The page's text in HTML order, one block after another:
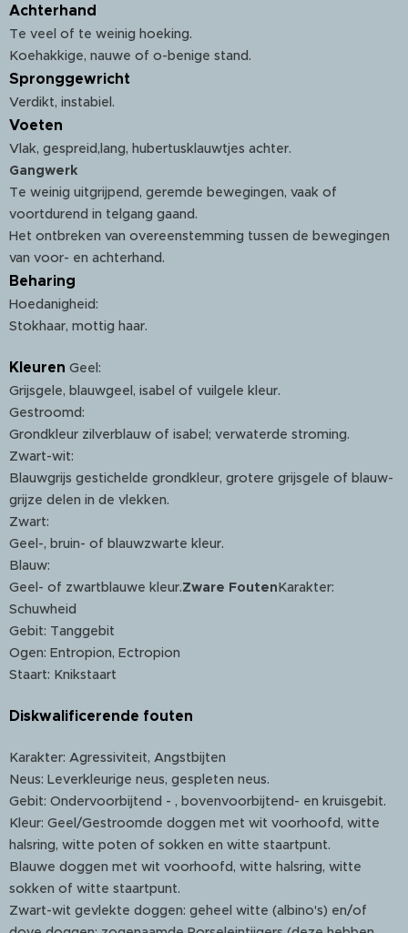
Achterhand
Te veel of te weinig hoeking.
Koehakkige, nauwe of o-benige stand.
Spronggewricht
Verdikt, instabiel.
Voeten
Vlak, gespreid,lang, hubertusklauwtjes achter.
Gangwerk
Te weinig uitgrijpend, geremde bewegingen, vaak of
voortdurend in telgang gaand.
Het ontbreken van overeenstemming tussen de bewegingen
van voor- en achterhand.
Beharing
Hoedanigheid:
Stokhaar, mottig haar.
Kleuren Geel:
Grijsgele, blauwgeel, isabel of vuilgele kleur.
Gestroomd:
Grondkleur zilverblauw of isabel; verwaterde stroming.
Zwart-wit:
Blauwgrijs gestichelde grondkleur, grotere grijsgele of blauw-
grijze delen in de vlekken.
Zwart:
Geel-, bruin- of blauwzwarte kleur.
Blauw:
Geel- of zwartblauwe kleur.Zware FoutenKarakter:
Schuwheid
Gebit: Tanggebit
Ogen: Entropion, Ectropion
Staart: Knikstaart
Diskwalificerende fouten
Karakter: Agressiviteit, Angstbijten
Neus: Leverkleurige neus, gespleten neus.
Gebit: Ondervoorbijtend - , bovenvoorbijtend- en kruisgebit.
Kleur: Geel/Gestroomde doggen met wit voorhoofd, witte
halsring, witte poten of sokken en witte staartpunt.
Blauwe doggen met wit voorhoofd, witte halsring, witte
sokken of witte staartpunt.
Zwart-wit gevlekte doggen: geheel witte (albino's) en/of